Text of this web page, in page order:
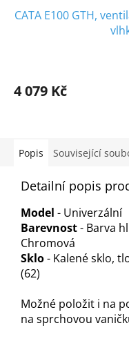
CATA E100 GTH,
produktu
je
hvězdiček.
4 079 Kč
Popis Související
Detailní popis
Model - Univerzální
Barevnost- Barva
Chromová
Sklo- Kalené sklo,
(62)
Možné položit i na
na sprchovou